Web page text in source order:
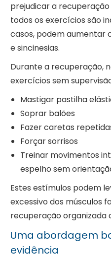
prejudicar a
todos os exercícios são
casos, podem aumentar
e sincinesias.
Durante a recuperação,
exercícios sem
Mastigar pastilha
Soprar balões
Fazer caretas
Forçar sorrisos
Treinar movimentos
espelho sem
Estes estímulos podem
excessivo dos músculos
recuperação organizada
Uma abordagem
evidência